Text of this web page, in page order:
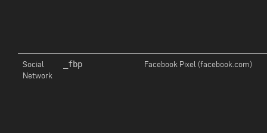
Social
Network
_fbp Facebook Pixel (facebook.com)